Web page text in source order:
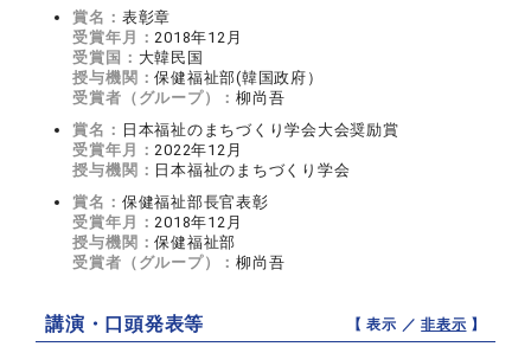
賞名： 表彰章
受賞年月：2018年12月
受賞国： 大韓民国
授与機関：保健福祉部(韓国政府）
受賞者（グループ）：柳尚吾
賞名： 日本福祉のまちづくり学会大会奨励賞
受賞年月：2022年12月
授与機関： 日本福祉のまちづくり学会
賞名： 保健福祉部長官表彰
受賞年月：2018年12月
授与機関：保健福祉部
受賞者（グループ）：柳尚吾
講演・口頭発表等 【 表示 ／非表示 】